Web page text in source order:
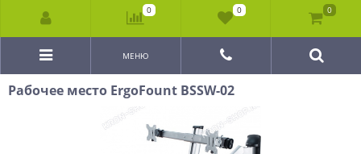
МЕНЮ
Рабочее место ErgoFount BSSW-02
0 0 0